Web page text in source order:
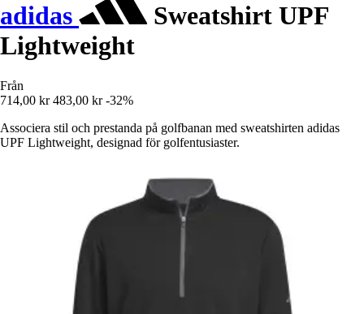
adidas
Sweatshirt UPF
Lightweight
Från
714,00 kr 483,00 kr -32%
Associera stil och prestanda på golfbanan med sweatshirten adidas
UPF Lightweight, designad för golfentusiaster.